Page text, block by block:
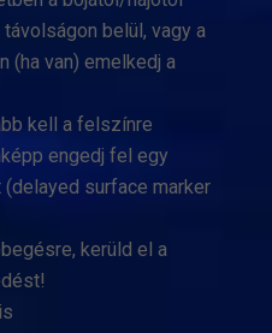
belül, vagy a
(ha van) emelkedj a
kell a felszínre
engedj fel egy
surface marker
kerüld el a